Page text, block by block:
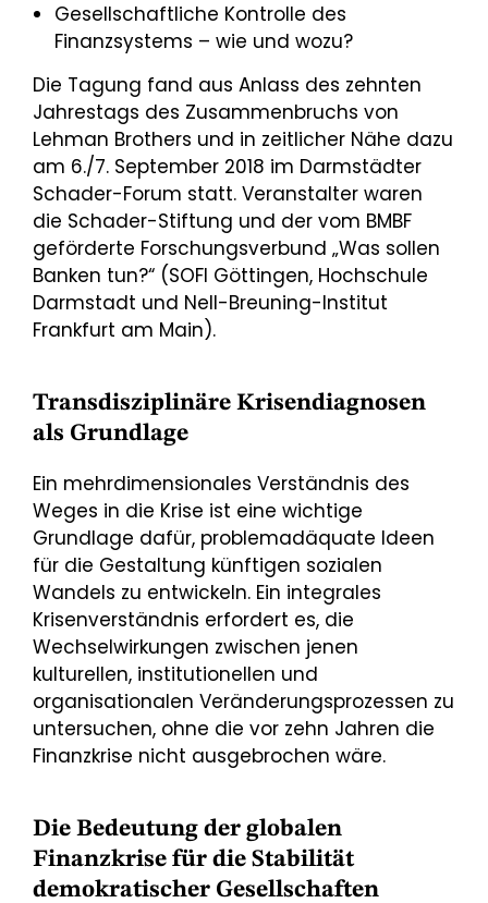
Gesellschaftliche Kontrolle des
Finanzsystems – wie und wozu?
Die Tagung fand aus Anlass des zehnten
Jahrestags des Zusammenbruchs von
Lehman Brothers und in zeitlicher Nähe dazu
am 6./7. September 2018 im Darmstädter
Schader-Forum statt. Veranstalter waren
die Schader-Stiftung und der vom BMBF
geförderte Forschungsverbund „Was sollen
Banken tun?“ (SOFI Göttingen, Hochschule
Darmstadt und Nell-Breuning-Institut
Frankfurt am Main).
Transdisziplinäre Krisendiagnosen
als Grundlage
Ein mehrdimensionales Verständnis des
Weges in die Krise ist eine wichtige
Grundlage dafür, problemadäquate Ideen
für die Gestaltung künftigen sozialen
Wandels zu entwickeln. Ein integrales
Krisenverständnis erfordert es, die
Wechselwirkungen zwischen jenen
kulturellen, institutionellen und
organisationalen Veränderungsprozessen zu
untersuchen, ohne die vor zehn Jahren die
Finanzkrise nicht ausgebrochen wäre.
Die Bedeutung der globalen
Finanzkrise für die Stabilität
demokratischer Gesellschaften